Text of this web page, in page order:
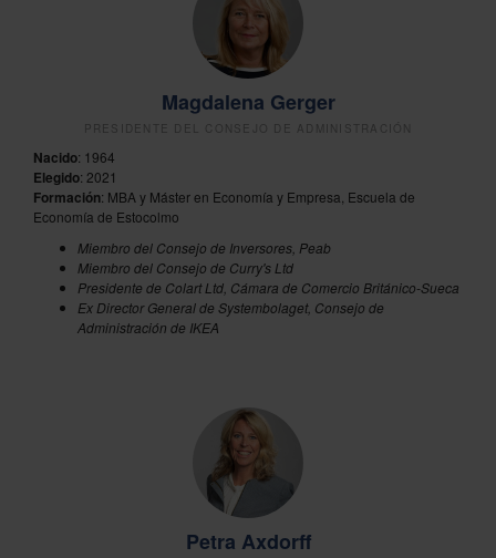
Magdalena Gerger
PRESIDENTE DEL CONSEJO DE ADMINISTRACIÓN
Nacido: 1964
Elegido: 2021
Formación: MBA y Máster en Economía y Empresa, Escuela de
Economía de Estocolmo
Miembro del Consejo de Inversores, Peab
Miembro del Consejo de Curry's Ltd
Presidente de Colart Ltd, Cámara de Comercio Británico-Sueca
Ex Director General de Systembolaget, Consejo de
Administración de IKEA
Petra Axdorff